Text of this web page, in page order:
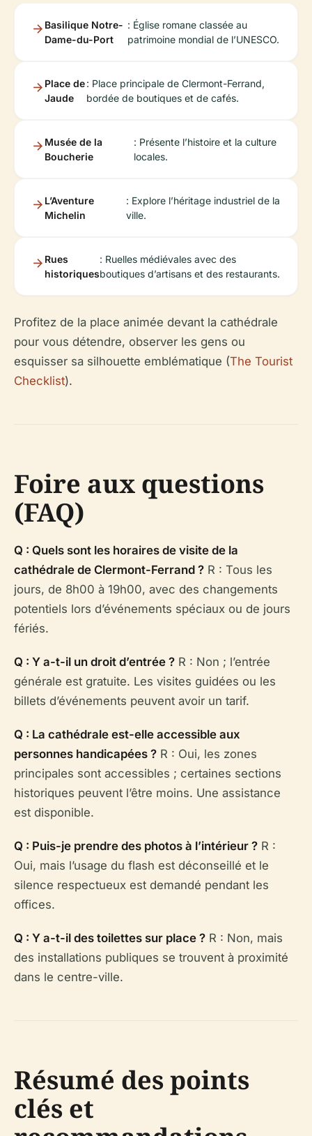
Basilique Notre-
Dame-du-Port
: Église romane classée au
patrimoine mondial de l’UNESCO.
Place de
Jaude
: Place principale de Clermont-Ferrand,
bordée de boutiques et de cafés.
Musée de la
Boucherie
: Présente l’histoire et la culture
locales.
L’Aventure
Michelin
: Explore l’héritage industriel de la
ville.
Rues
historiques
: Ruelles médiévales avec des
boutiques d’artisans et des restaurants.
Profitez de la place animée devant la cathédrale
pour vous détendre, observer les gens ou
esquisser sa silhouette emblématique (The Tourist
Checklist).
Foire aux questions
(FAQ)
Q : Quels sont les horaires de visite de la
cathédrale de Clermont-Ferrand ? R : Tous les
jours, de 8h00 à 19h00, avec des changements
potentiels lors d’événements spéciaux ou de jours
fériés.
Q : Y a-t-il un droit d’entrée ? R : Non ; l’entrée
générale est gratuite. Les visites guidées ou les
billets d’événements peuvent avoir un tarif.
Q : La cathédrale est-elle accessible aux
personnes handicapées ? R : Oui, les zones
principales sont accessibles ; certaines sections
historiques peuvent l’être moins. Une assistance
est disponible.
Q : Puis-je prendre des photos à l’intérieur ? R :
Oui, mais l’usage du flash est déconseillé et le
silence respectueux est demandé pendant les
offices.
Q : Y a-t-il des toilettes sur place ? R : Non, mais
des installations publiques se trouvent à proximité
dans le centre-ville.
Résumé des points
clés et